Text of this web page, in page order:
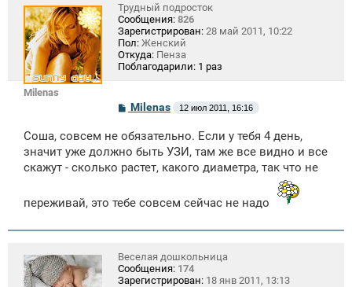
Milenas
Трудный подросток
Сообщения: 826
Зарегистрирован: 28 май 2011, 10:22
Пол: Женский
Откуда: Пенза
Поблагодарили: 1 раз
С
о
б
щ
н
Milenas 12 июл 2011, 16:16
Соша, совсем не обязательно. Если у тебя 4 день,
значит уже должно быть УЗИ, там же все видно и все
скажут - сколько растет, какого диаметра, так что не
переживай, это тебе совсем сейчас не надо
Веселая дошкольница
Сообщения: 174
Зарегистрирован: 18 янв 2011, 13:13